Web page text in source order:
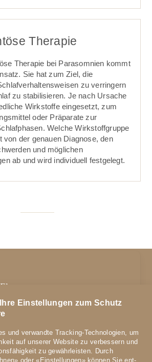
Therapie
Therapie bei Parasomnien kommt
Sie hat zum Ziel, die
zu verringern
zu stabilisieren. Je nach Ursache
Wirkstoffe eingesetzt, zum
oder Präparate zur
Welche Wirkstoffgruppe
von der genauen Diagnose, den
und möglichen
ab und wird individuell festgelegt.
70
00 40
fluntern@hin.ch
Einstellungen zum Schutz
und verwandte Tracking-Technologien, um
auf unserer Website zu ver­bessern und
zu gewähr­leisten. Durch
oder «Einstellungen» können Sie ent­